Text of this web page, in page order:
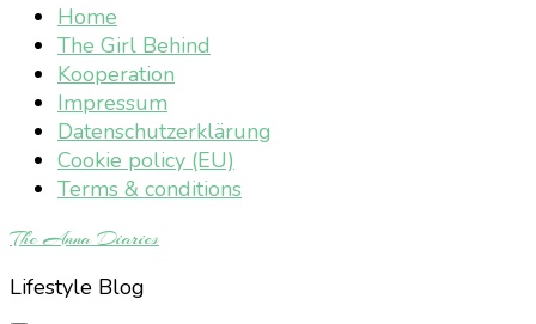
Home
The Girl Behind
Kooperation
Impressum
Datenschutzerklärung
Cookie policy (EU)
Terms & conditions
The Anna Diaries
Lifestyle Blog